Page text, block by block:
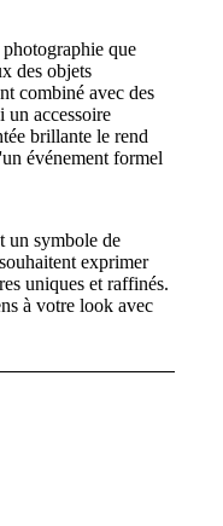
que
des objets
combiné avec des
un accessoire
brillante le rend
événement formel
un symbole de
exprimer
uniques et raffinés.
à votre look avec